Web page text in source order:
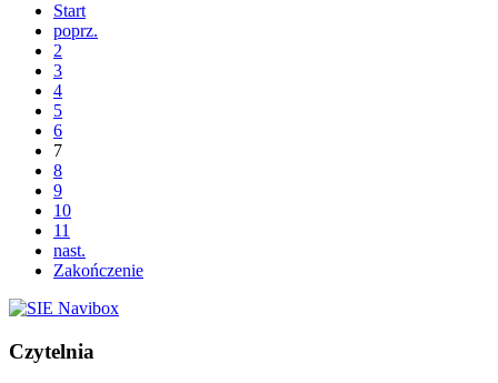
Start
poprz.
2
3
4
5
6
7
8
9
10
11
nast.
Zakończenie
Czytelnia